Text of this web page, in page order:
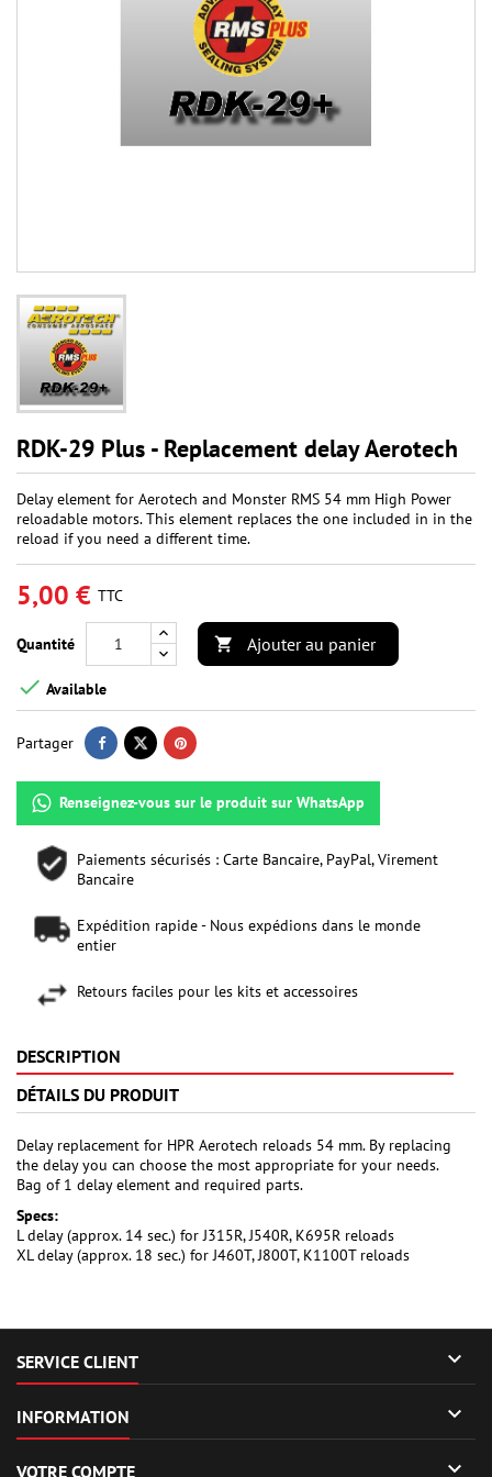
RDK-29 Plus - Replacement delay Aerotech
Delay element for Aerotech and Monster RMS 54 mm High Power
reloadable motors. This element replaces the one included in in the
reload if you need a different time.
5,00 € TTC
Quantité  Ajouter au panier
 Available
Partager
Renseignez-vous sur le produit sur WhatsApp
Paiements sécurisés : Carte Bancaire, PayPal, Virement
Bancaire
Expédition rapide - Nous expédions dans le monde
entier
Retours faciles pour les kits et accessoires
DESCRIPTION
DÉTAILS DU PRODUIT
Delay replacement for HPR Aerotech reloads 54 mm. By replacing
the delay you can choose the most appropriate for your needs.
Bag of 1 delay element and required parts.
Specs:
L delay (approx. 14 sec.) for J315R, J540R, K695R reloads
XL delay (approx. 18 sec.) for J460T, J800T, K1100T reloads
SERVICE CLIENT 
INFORMATION 
VOTRE COMPTE 